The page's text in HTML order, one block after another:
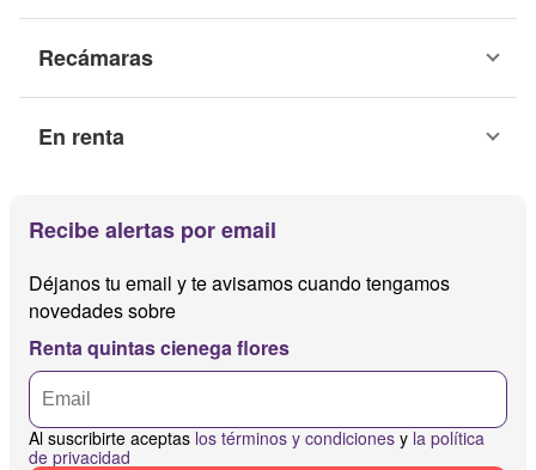
Recámaras
En renta
Recibe alertas por email
Déjanos tu email y te avisamos cuando tengamos
novedades sobre
Renta quintas cienega flores
Al suscribirte aceptas los términos y condiciones y la política
de privacidad